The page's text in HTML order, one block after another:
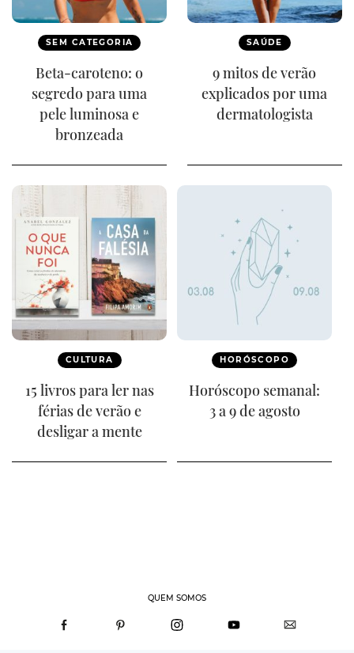
SEM CATEGORIA
Beta-caroteno: o
segredo para uma
pele luminosa e
bronzeada
SAÚDE
9 mitos de verão
explicados por uma
dermatologista
CULTURA
15 livros para ler nas
férias de verão e
desligar a mente
HORÓSCOPO
Horóscopo semanal:
3 a 9 de agosto
QUEM SOMOS